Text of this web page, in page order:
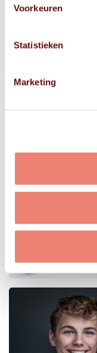
Voorkeuren
Statistieken
Marketing